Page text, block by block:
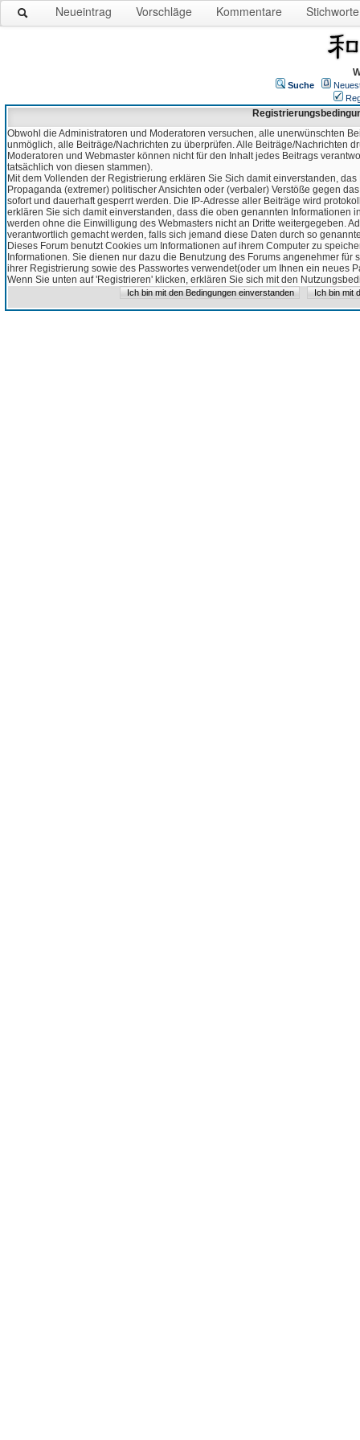
Neueintrag Vorschläge Kommentare Stichworte
Suche
Obwohl die Administratoren und Moderatoren versuchen, alle unerwünschten
unmöglich, alle Beiträge/Nachrichten zu überprüfen. Alle Beiträge/Nachrichten
Moderatoren und Webmaster können nicht für den Inhalt jedes Beitrags
tatsächlich von diesen stammen).
Mit dem Vollenden der Registrierung erklären Sie Sich damit einverstanden,
Propaganda (extremer) politischer Ansichten oder (verbaler) Verstöße gegen
sofort und dauerhaft gesperrt werden. Die IP-Adresse aller Beiträge wird
erklären Sie sich damit einverstanden, dass die oben genannten Informationen
werden ohne die Einwilligung des Webmasters nicht an Dritte weitergegeben.
verantwortlich gemacht werden, falls sich jemand diese Daten durch so
Dieses Forum benutzt Cookies um Informationen auf ihrem Computer zu
Informationen. Sie dienen nur dazu die Benutzung des Forums angenehmer
ihrer Registrierung sowie des Passwortes verwendet(oder um Ihnen ein neues
Wenn Sie unten auf 'Registrieren' klicken, erklären Sie sich mit den